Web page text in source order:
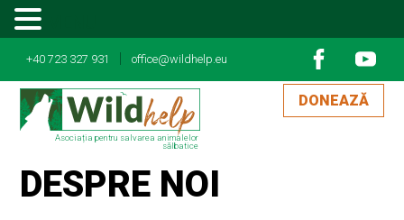
+40 723 327 931 office@wildhelp.eu
Asociația pentru salvarea animalelor
sălbatice
DONEAZĂ
DESPRE NOI